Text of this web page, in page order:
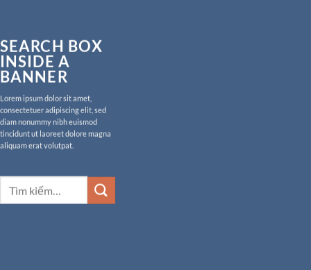
SEARCH BOX
INSIDE A
BANNER
Lorem ipsum dolor sit amet,
consectetuer adipiscing elit, sed
diam nonummy nibh euismod
tincidunt ut laoreet dolore magna
aliquam erat volutpat.